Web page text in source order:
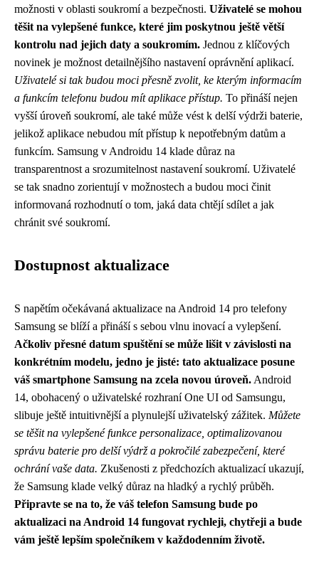
možnosti v oblasti soukromí a bezpečnosti. Uživatelé se mohou
těšit na vylepšené funkce, které jim poskytnou ještě větší
kontrolu nad jejich daty a soukromím. Jednou z klíčových
novinek je možnost detailnějšího nastavení oprávnění aplikací.
Uživatelé si tak budou moci přesně zvolit, ke kterým informacím
a funkcím telefonu budou mít aplikace přístup. To přináší nejen
vyšší úroveň soukromí, ale také může vést k delší výdrži baterie,
jelikož aplikace nebudou mít přístup k nepotřebným datům a
funkcím. Samsung v Androidu 14 klade důraz na
transparentnost a srozumitelnost nastavení soukromí. Uživatelé
se tak snadno zorientují v možnostech a budou moci činit
informovaná rozhodnutí o tom, jaká data chtějí sdílet a jak
chránit své soukromí.
Dostupnost aktualizace
S napětím očekávaná aktualizace na Android 14 pro telefony
Samsung se blíží a přináší s sebou vlnu inovací a vylepšení.
Ačkoliv přesné datum spuštění se může lišit v závislosti na
konkrétním modelu, jedno je jisté: tato aktualizace posune
váš smartphone Samsung na zcela novou úroveň. Android
14, obohacený o uživatelské rozhraní One UI od Samsungu,
slibuje ještě intuitivnější a plynulejší uživatelský zážitek. Můžete
se těšit na vylepšené funkce personalizace, optimalizovanou
správu baterie pro delší výdrž a pokročilé zabezpečení, které
ochrání vaše data. Zkušenosti z předchozích aktualizací ukazují,
že Samsung klade velký důraz na hladký a rychlý průběh.
Připravte se na to, že váš telefon Samsung bude po
aktualizaci na Android 14 fungovat rychleji, chytřeji a bude
vám ještě lepším společníkem v každodenním životě.